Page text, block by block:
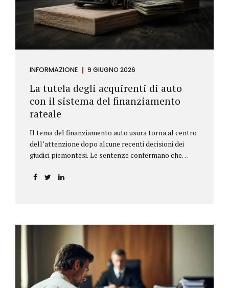
INFORMAZIONE 9 GIUGNO 2026
La tutela degli acquirenti di auto
con il sistema del finanziamento
rateale
Il tema del finanziamento auto usura torna al centro
dell’attenzione dopo alcune recenti decisioni dei
giudici piemontesi. Le sentenze confermano che
incidere sul calcolo del tasso effettivo e aprire la